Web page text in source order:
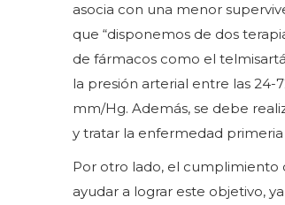
asocia con una menor
que “disponemos de dos
de fármacos como el
la presión arterial entre las 24-
mm/Hg. Además, se debe
y tratar la enfermedad primeria
Por otro lado, el cumplimiento
ayudar a lograr este objetivo,